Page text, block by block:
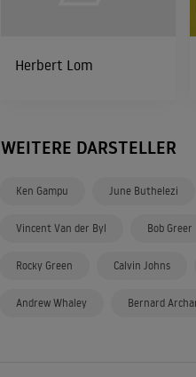
Herbert Lom
WEITERE DARSTELLER
Ken Gampu June Buthelezi
Vincent Van der Byl Bob Greer
Rocky Green Calvin Johns
Andrew Whaley Bernard